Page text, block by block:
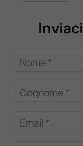
Nome *
Cognome *
Email *